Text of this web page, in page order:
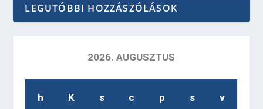
LEGUTÓBBI HOZZÁSZÓLÁSOK
2026. AUGUSZTUS
h K s c p s v